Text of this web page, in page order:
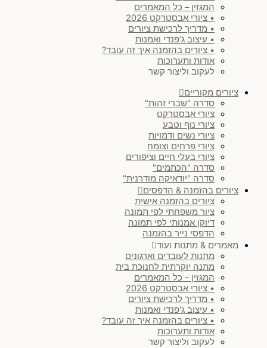
המגזין – כל המאמרים
• ציורי אבסטרקט 2026
• מדריך לרכישת ציורים
• עיצוב ג'פנדי ואמנות
• ציורים בהזמנה איך זה עובד?
אודות ותערוכות
לעקוב וליצור קשר
ציורים מקוריים
סדרה "שברי זהות"
ציורי אבסטרקט
ציורי נוף וטבע
ציורי נשים ודמויות
ציורי פרחים וצומח
ציורי בעלי חיים וציפורים
סדרה "הכתמים"
סדרה "יודאיקה מודרנית"
ציורים בהזמנה & הדפסים
ציורים בהזמנה אישית
ציור משפחתי לפי תמונה
דיוקן אמנותי לפי תמונה
הדפסי נייר בהזמנה
מאמרים & מתנות ועוד
מתנות לעובדים וארגונים
מתנה יוקרתית לחנוכת בית
המגזין – כל המאמרים
• ציורי אבסטרקט 2026
• מדריך לרכישת ציורים
• עיצוב ג'פנדי ואמנות
• ציורים בהזמנה איך זה עובד?
אודות ותערוכות
לעקוב וליצור קשר